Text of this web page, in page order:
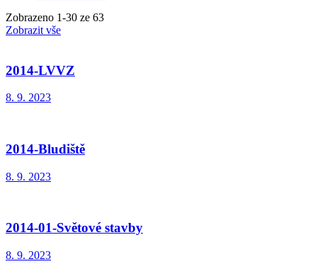
Zobrazeno 1-30 ze 63
Zobrazit vše
2014-LVVZ
8. 9. 2023
2014-Bludiště
8. 9. 2023
2014-01-Světové stavby
8. 9. 2023